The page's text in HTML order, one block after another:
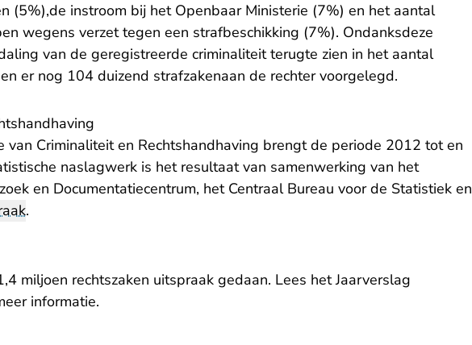
(5%),de instroom bij het Openbaar Ministerie (7%) en het aantal
wegens verzet tegen een strafbeschikking (7%). Ondanksdeze
van de geregistreerde criminaliteit terugte zien in het aantal
er nog 104 duizend strafzakenaan de rechter voorgelegd.
Criminaliteit en Rechtshandhaving - U verlaat Rechtspraak.nl
brengt de periode 2012 tot en
naslagwerk is het resultaat van samenwerking van het
en Documentatiecentrum, het Centraal Bureau voor de Statistiek en
.
miljoen rechtszaken uitspraak gedaan. Lees hetJaarverslag
Rechtspraak.nl
informatie.